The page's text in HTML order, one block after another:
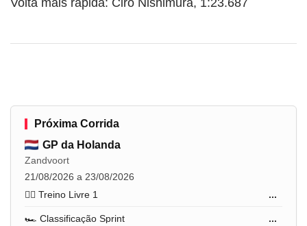
Próxima Corrida
GP da Holanda
Zandvoort
21/08/2026 a 23/08/2026
🏋️‍♂️ Treino Livre 1
...
🏎️ Classificação Sprint ...